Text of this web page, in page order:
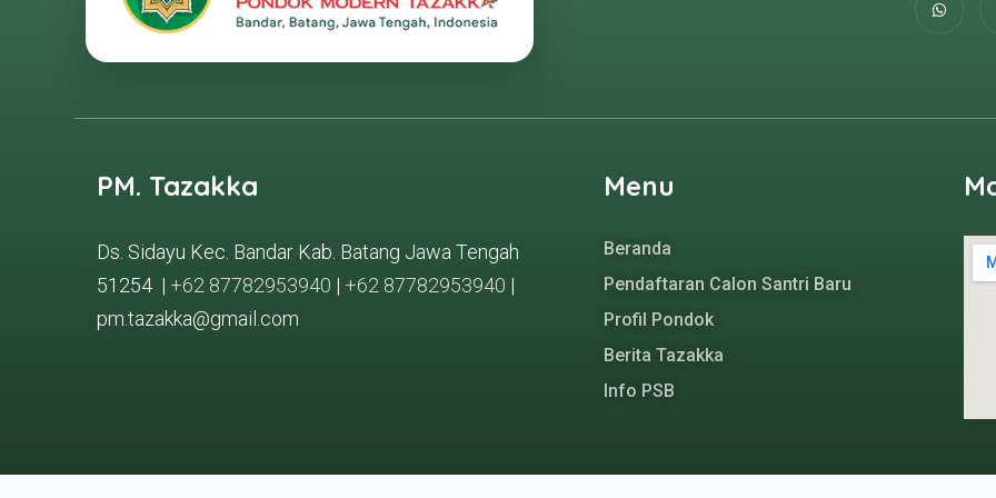
PM. Tazakka
Ds. Sidayu Kec. Bandar Kab. Batang Jawa Tengah
51254 | +62 87782953940 | +62 87782953940 |
pm.tazakka@gmail.com
Menu
Beranda
Pendaftaran Calon Santri Baru
Profil Pondok
Berita Tazakka
Info PSB